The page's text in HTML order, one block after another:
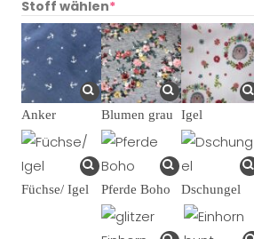
Stoff wählen*
Anker Blumen grau Igel
Füchse/ Igel Pferde Boho Dschungel